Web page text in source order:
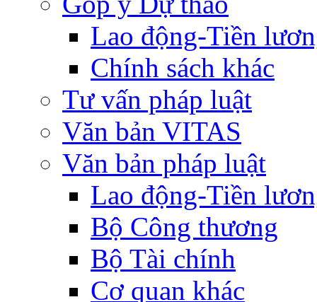
Lao động-Tiền
Chính sách khác
Tư vấn pháp luật
Văn bản VITAS
Văn bản pháp luật
Lao động-Tiền
Bộ Công thương
Bộ Tài chính
Cơ quan khác